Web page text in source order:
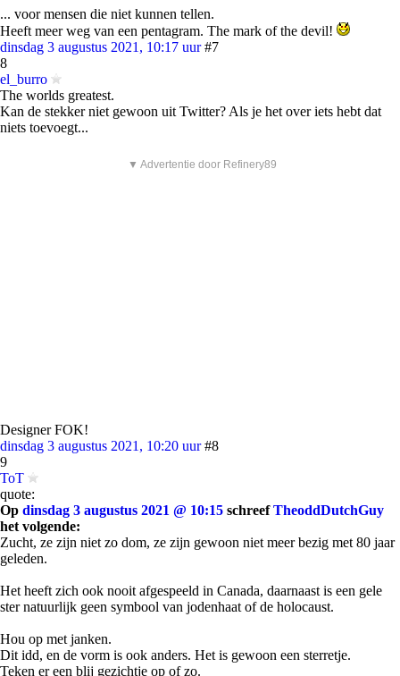
... voor mensen die niet kunnen tellen.
Heeft meer weg van een pentagram. The mark of the devil!
dinsdag 3 augustus 2021, 10:17 uur #7
8
el_burro
The worlds greatest.
Kan de stekker niet gewoon uit Twitter? Als je het over iets hebt dat
niets toevoegt...
▼ Advertentie door Refinery89
Designer FOK!
dinsdag 3 augustus 2021, 10:20 uur #8
9
ToT
quote:
Op dinsdag 3 augustus 2021 @ 10:15 schreefTheoddDutchGuy
het volgende:
Zucht, ze zijn niet zo dom, ze zijn gewoon niet meer bezig met 80 jaar
geleden.
Het heeft zich ook nooit afgespeeld in Canada, daarnaast is een gele
ster natuurlijk geen symbool van jodenhaat of de holocaust.
Hou op met janken.
Dit idd, en de vorm is ook anders. Het is gewoon een sterretje.
Teken er een blij gezichtje op of zo.